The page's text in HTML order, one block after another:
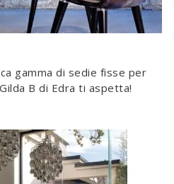
gamma di sedie fisse per
B di Edra ti aspetta!